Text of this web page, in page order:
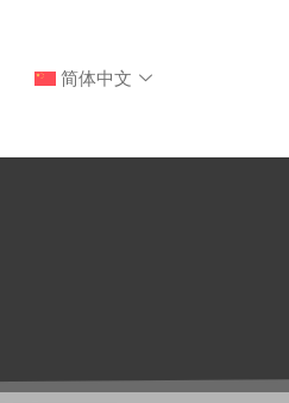
简体中文